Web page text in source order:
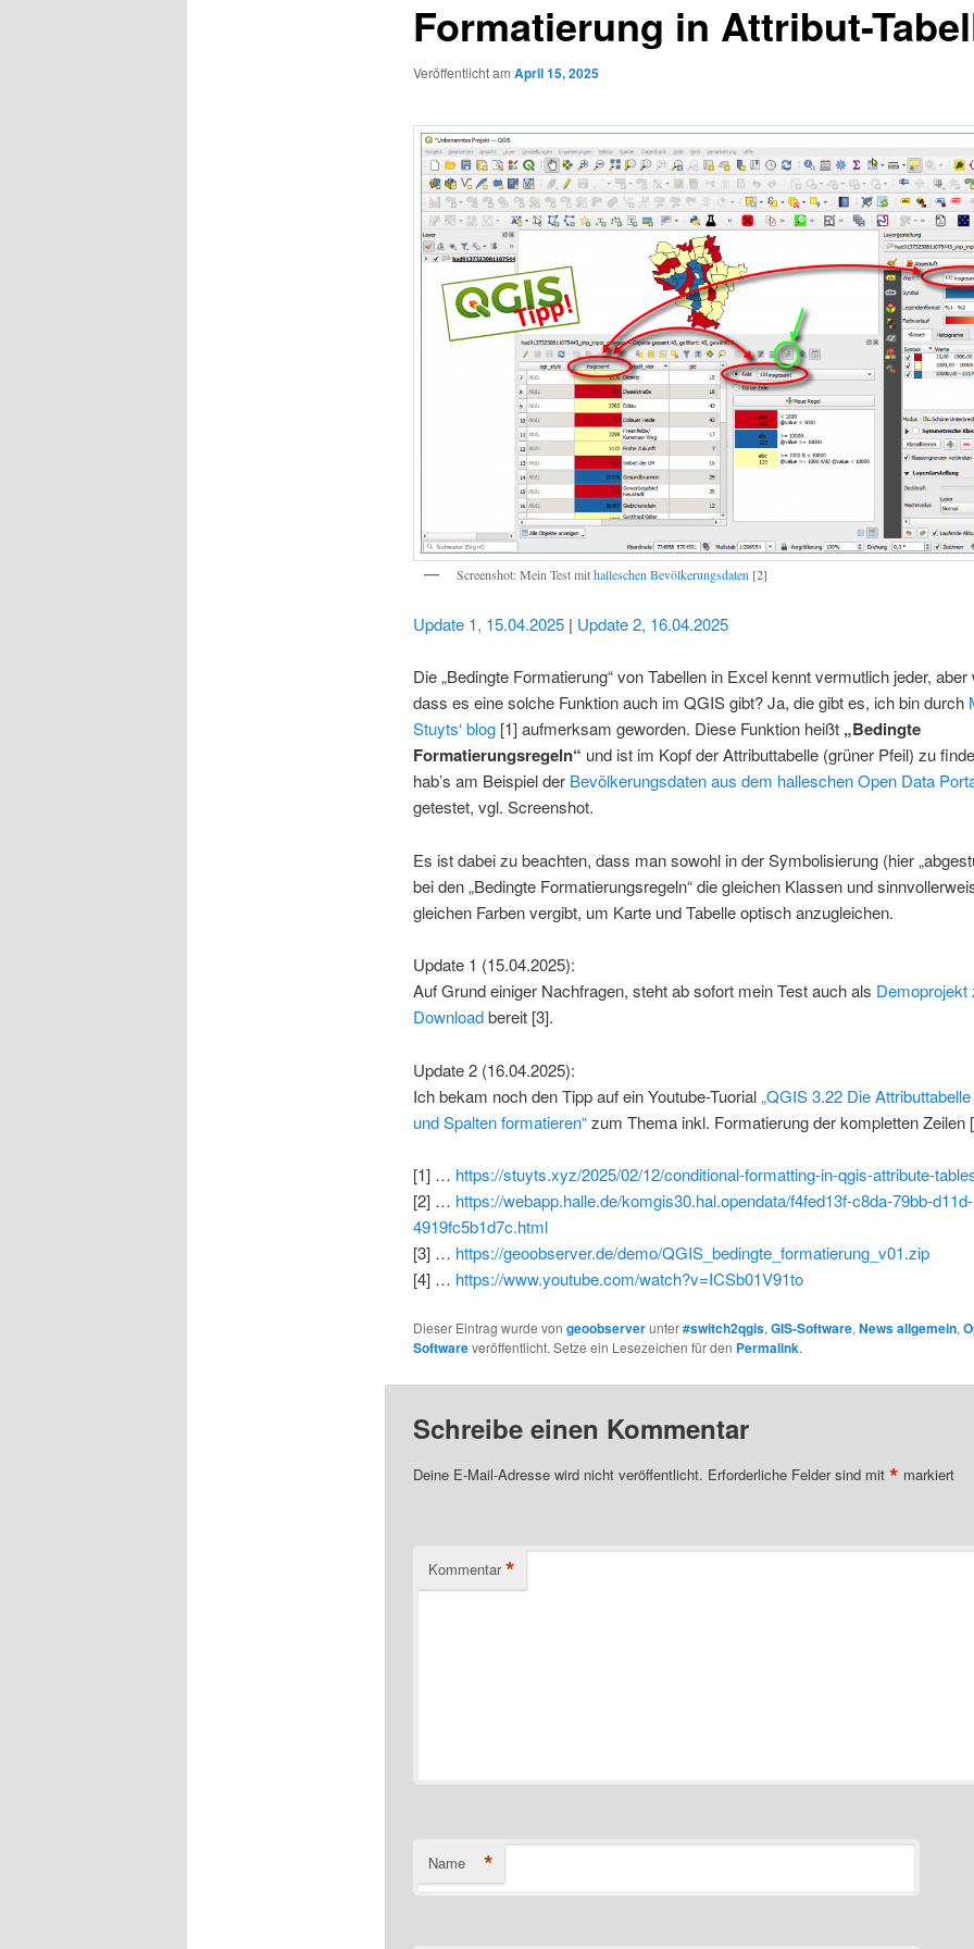
Formatierung in Attribut-
Veröffentlicht am April 15, 2025
Screenshot: Mein Test mithalleschen Bevölkerungsdaten [2]
Update 1, 15.04.2025| Update 2, 16.04.2025
Die „Bedingte Formatierung“ von Tabellen in Excel kennt vermutlich jeder, aber
dass es eine solche Funktion auch im QGIS gibt? Ja, die gibt es, ich bin durch
Stuyts‘ blog[1] aufmerksam geworden. Diese Funktion heißt „Bedingte
Formatierungsregeln“ und ist im Kopf der Attributtabelle (grüner Pfeil) zu
hab’s am Beispiel der Bevölkerungsdaten aus dem halleschen Open Data
getestet, vgl. Screenshot.
Es ist dabei zu beachten, dass man sowohl in der Symbolisierung (hier
bei den „Bedingte Formatierungsregeln“ die gleichen Klassen und
gleichen Farben vergibt, um Karte und Tabelle optisch anzugleichen.
Update 1 (15.04.2025):
Auf Grund einiger Nachfragen, steht ab sofort mein Test auch als Demoprojekt
Downloadbereit [3].
Update 2 (16.04.2025):
Ich bekam noch den Tipp auf ein Youtube-Tuorial„QGIS 3.22 Die
und Spalten formatieren“zum Thema inkl. Formatierung der kompletten Zeilen
[1] … https://stuyts.xyz/2025/02/12/conditional-formatting-in-qgis-attribute-
[2] … https://webapp.halle.de/komgis30.hal.opendata/f4fed13f-c8da-79bb-d11d-
4919fc5b1d7c.html
[3] … https://geoobserver.de/demo/QGIS_bedingte_formatierung_v01.zip
[4] … https://www.youtube.com/watch?v=ICSb01V91to
Dieser Eintrag wurde von geoobserverunter#switch2qgis, GIS-Software, News allgemein,
Softwareveröffentlicht. Setze ein Lesezeichen für den Permalink.
Schreibe einen Kommentar
Deine E-Mail-Adresse wird nicht veröffentlicht. Erforderliche Felder sind mit * markiert
Kommentar *
Name *